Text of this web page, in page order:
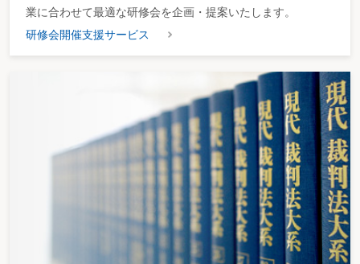
業に合わせて最適な研修会を企画・提案いたします。
研修会開催支援サービス